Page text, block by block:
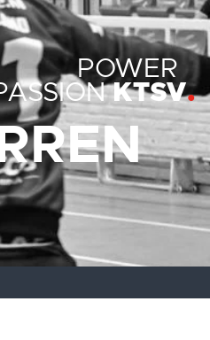
POWER
KTSV